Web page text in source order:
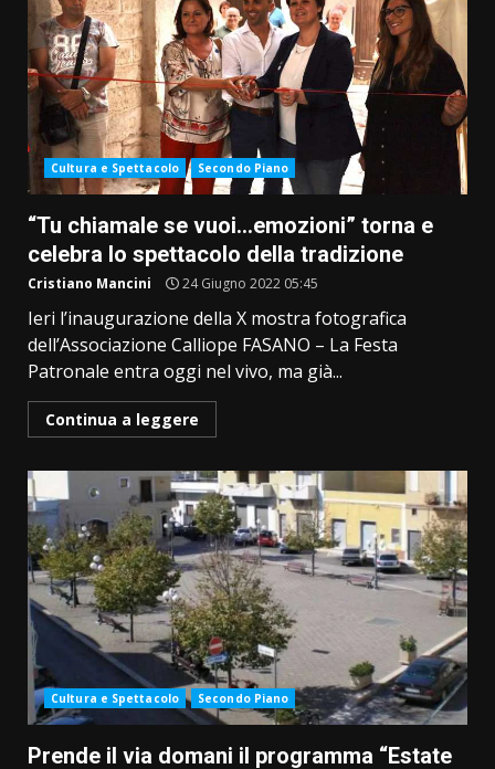
Cultura e Spettacolo Secondo Piano
“Tu chiamale se vuoi…emozioni” torna e
celebra lo spettacolo della tradizione
Cristiano Mancini 24 Giugno 2022 05:45
Ieri l’inaugurazione della X mostra fotografica
dell’Associazione Calliope FASANO – La Festa
Patronale entra oggi nel vivo, ma già...
Continua a leggere
Cultura e Spettacolo Secondo Piano
Prende il via domani il programma “Estate